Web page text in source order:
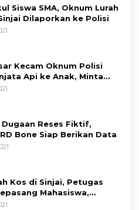
Siswa SMA, Oknum Lurah
Dilaporkan ke Polisi
Kecam Oknum Polisi
Api ke Anak, Minta
Tindak Tegas
Reses Fiktif,
Bone Siap Berikan Data
Kos di Sinjai, Petugas
Mahasiswa,